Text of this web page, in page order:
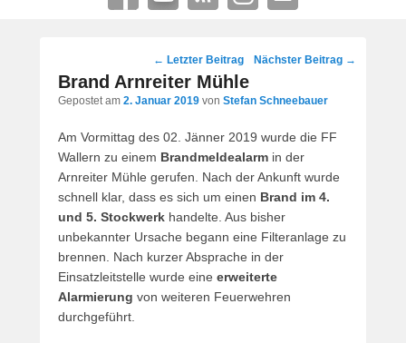
Post
navigation
← Letzter Beitrag Nächster Beitrag →
Brand Arnreiter Mühle
Gepostet am 2. Januar 2019 von Stefan Schneebauer
Am Vormittag des 02. Jänner 2019 wurde die FF
Wallern zu einem Brandmeldealarm in der
Arnreiter Mühle gerufen. Nach der Ankunft wurde
schnell klar, dass es sich um einen Brand im 4.
und 5. Stockwerk handelte. Aus bisher
unbekannter Ursache begann eine Filteranlage zu
brennen. Nach kurzer Absprache in der
Einsatzleitstelle wurde eine erweiterte
Alarmierung von weiteren Feuerwehren
durchgeführt.